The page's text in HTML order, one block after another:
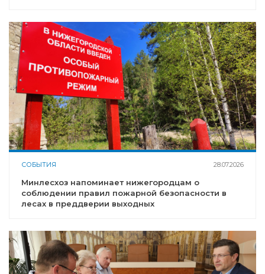
СОБЫТИЯ 28.07.2026
Минлесхоз напоминает нижегородцам о
соблюдении правил пожарной безопасности в
лесах в преддверии выходных